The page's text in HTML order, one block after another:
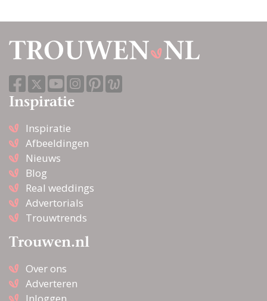
Inspiratie
Inspiratie
Afbeeldingen
Nieuws
Blog
Real weddings
Advertorials
Trouwtrends
Trouwen.nl
Over ons
Adverteren
Inloggen